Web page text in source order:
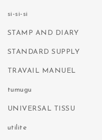
si-si-si
STAMP AND DIARY
STANDARD SUPPLY
TRAVAIL MANUEL
tumugu
UNIVERSAL TISSU
utilite